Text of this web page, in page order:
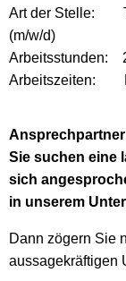
Art der Stelle:
(m/w/d)
Arbeitsstunden:
Arbeitszeiten:
Ansprechpartner
Sie suchen eine
sich
in unserem
Dann zögern Sie
aussagekräftigen